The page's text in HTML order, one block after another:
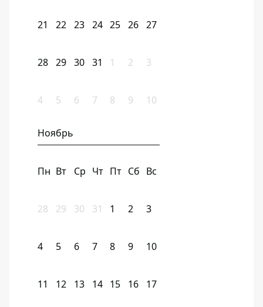
21 22 23 24 25 26 27
28 29 30 31 1 2 3
4 5 6 7 8 9 10
Ноябрь
Пн Вт Ср Чт Пт Сб Вс
28 29 30 31 1 2 3
4 5 6 7 8 9 10
11 12 13 14 15 16 17